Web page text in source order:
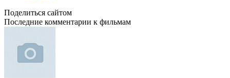
Поделиться сайтом
Последние комментарии к фильмам